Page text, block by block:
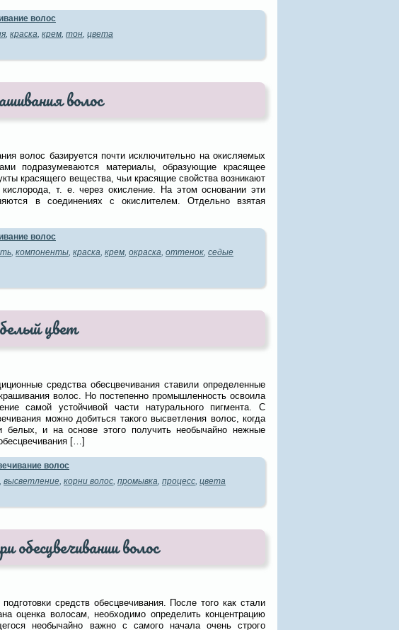
волос
, краска, крем, тон, цвета
волос
волос базируется почти исключительно на окисляемых
подразумеваются материалы, образующие красящее
красящего вещества, чьи красящие свойства возникают
т. е. через окисление. На этом основании эти
в соединениях с окислителем. Отдельно взятая
волос
, компоненты, краска, крем, окраска, оттенок, седые
цвет
средства обесцвечивания ставили определенные
волос. Но постепенно промышленность освоила
самой устойчивой части натурального пигмента. С
можно добиться такого высветления волос, когда
белых, и на основе этого получить необычайно нежные
[…]
волос
высветление корни волос промывка процесс цвета
обесцвечивании волос
средств обесцвечивания. После того как стали
оценка волосам, необходимо определить концентрацию
необычайно важно с самого начала очень строго